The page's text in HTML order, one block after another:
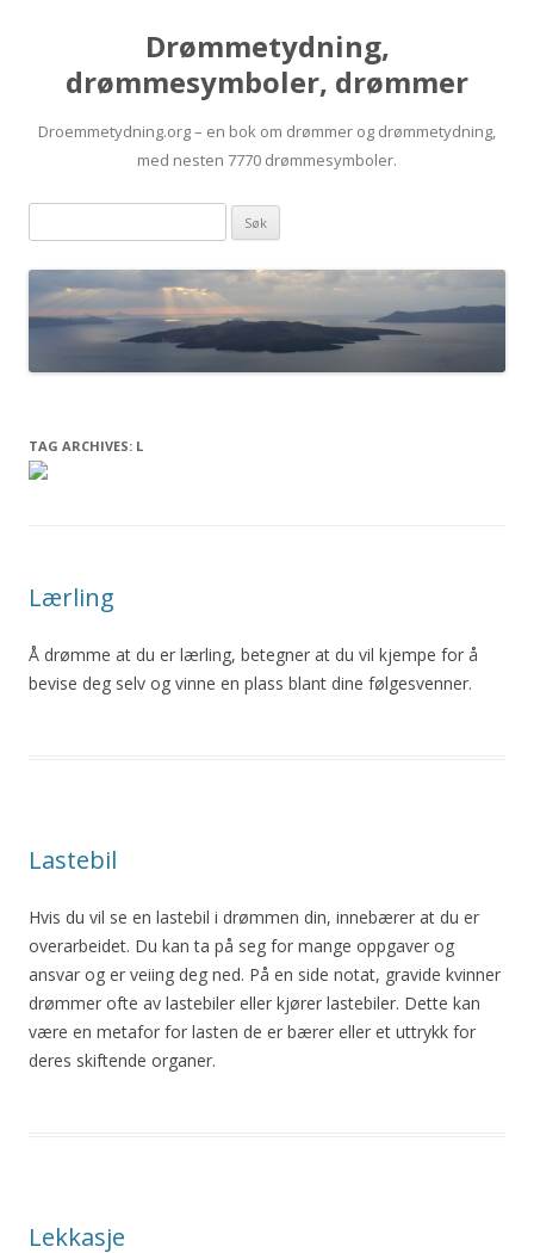
Drømmetydning,
drømmesymboler, drømmer
Droemmetydning.org – en bok om drømmer og drømmetydning,
med nesten 7770 drømmesymboler.
Skip
content
søk:
TAG ARCHIVES: L
Lærling
Å drømme at du er lærling, betegner at du vil kjempe for å
bevise deg selv og vinne en plass blant dine følgesvenner.
Lastebil
Hvis du vil se en lastebil i drømmen din, innebærer at du er
overarbeidet. Du kan ta på seg for mange oppgaver og
ansvar og er veiing deg ned. På en side notat, gravide kvinner
drømmer ofte av lastebiler eller kjører lastebiler. Dette kan
være en metafor for lasten de er bærer eller et uttrykk for
deres skiftende organer.
Lekkasje